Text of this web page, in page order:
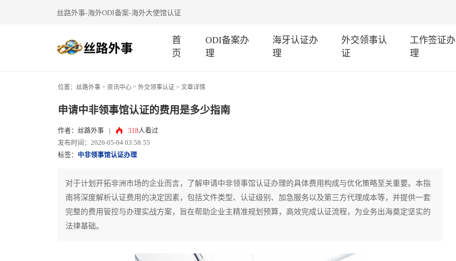
丝路外事-海外ODI备案-海外大使馆认证
首
页
ODI备案办
理
海牙认证办
理
外交领事认
证
工作签证办
理
位置： 丝路外事 > 资讯中心 > 外交领事认证 > 文章详情
申请中非领事馆认证的费用是多少指南
作者：丝路外事 318人看过
发布时间：2026-05-04 03:58:55
标签： 中非领事馆认证办理
对于计划开拓非洲市场的企业而言，了解申请中非领事馆认证办理的具体费用构成与优化策略至关重要。本指
南将深度解析认证费用的决定因素，包括文件类型、认证级别、加急服务以及第三方代理成本等，并提供一套
完整的费用管控与办理实战方案，旨在帮助企业主精准规划预算，高效完成认证流程，为业务出海奠定坚实的
法律基础。